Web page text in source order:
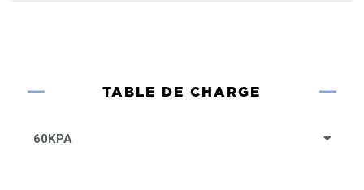
TABLE DE CHARGE
60KPA